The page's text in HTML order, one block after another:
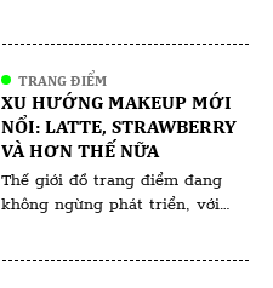
với chuyên gia điều chế và một
nhòm khách hàng người Việt
đang tìm cách giải quyết bệnh
lý mãn tính do phụ thuộc
Corticoid. […]
TRANG ĐIỂM
XU HƯỚNG MAKEUP MỚI
NỔI: LATTE, STRAWBERRY
VÀ HƠN THẾ NỮA
Thế giới đồ trang điểm đang
không ngừng phát triển, với